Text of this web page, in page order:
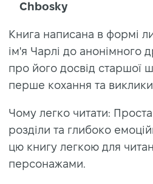
Chbosky
Книга написана в формі
ім'я Чарлі до анонімного
про його досвід старшої
перше кохання та виклики
Чому легко читати:
розділи та глибоко
цю книгу легкою для
персонажами.